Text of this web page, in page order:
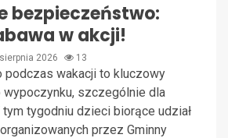
bezpieczeństwo:
w akcji!
2026 13
wakacji to kluczowy
szczególnie dla
tym tygodniu dzieci biorące udział
przez Gminny